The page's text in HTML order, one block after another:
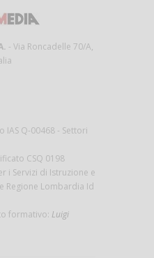
- Via Roncadelle 70/A,
IAS Q-00468 - Settori
CSQ 0198
i Servizi di Istruzione e
Regione Lombardia Id
formativo: Luigi